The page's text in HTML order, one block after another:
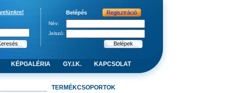
Belépés Regisztráció
Név:
Jelszó:
KÉPGALÉRIA GY.I.K. KAPCSOLAT
TERMÉKCSOPORTOK